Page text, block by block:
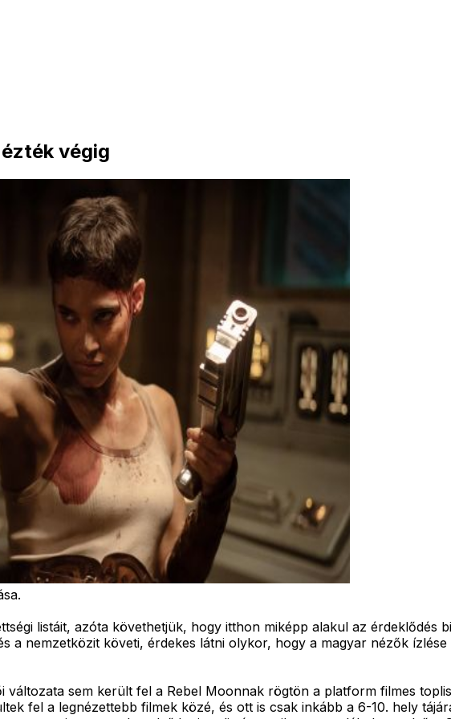
végig
listáit, azóta követhetjük, hogy itthon miképp alakul az érdeklődés
a nemzetközit követi, érdekes látni olykor, hogy a magyar nézők
sem került fel a Rebel Moonnak rögtön a platform filmes
fel a legnézettebb filmek közé, és ott is csak inkább a 6-10. hely